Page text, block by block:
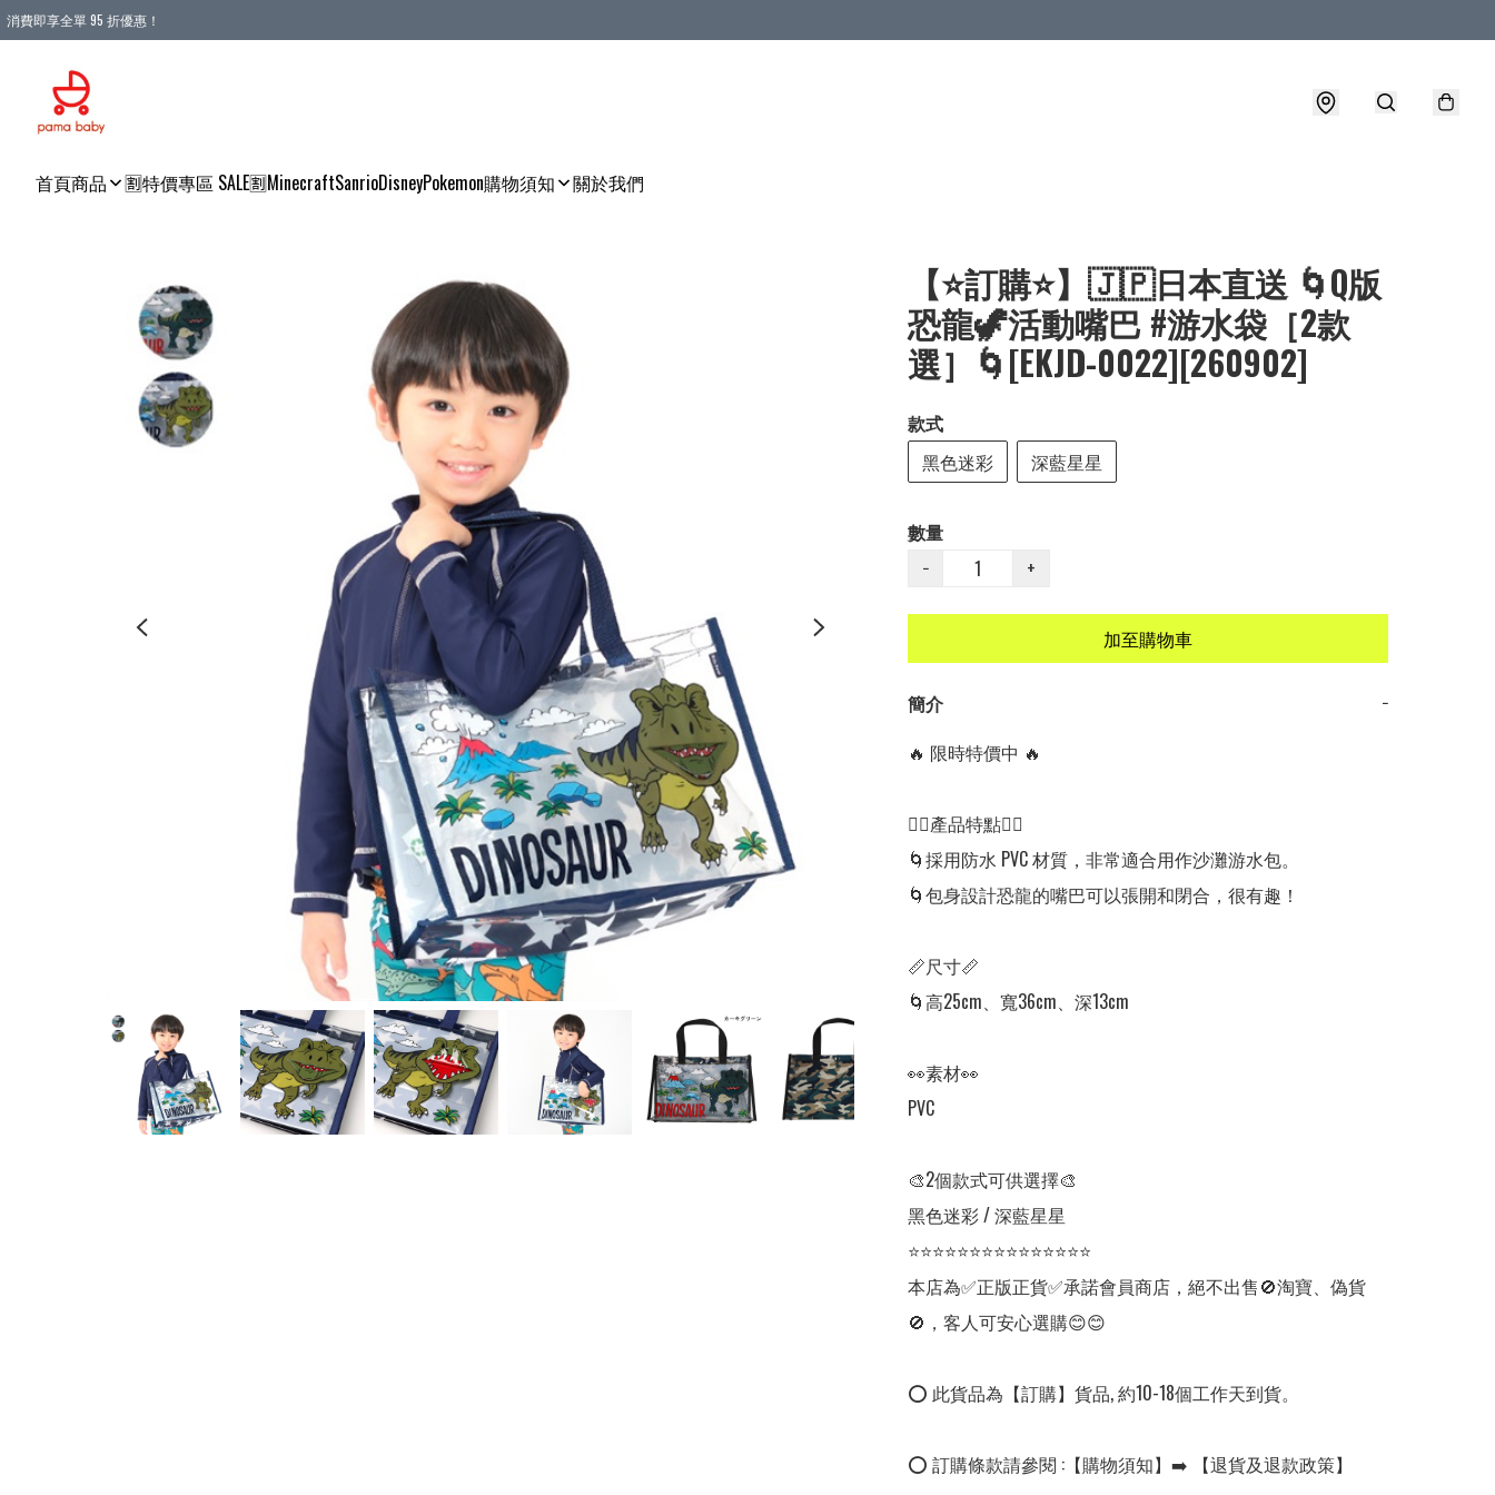
消費即享全單 95 折優惠！
首頁商品 🈹特價專區 SALE🈹MinecraftSanrioDisneyPokemon購物須知 關於我們
【⭐訂購⭐】🇯🇵日本直送 🌀Q版
恐龍🦖活動嘴巴 #游水袋［2款
選］🌀[EKJD-0022][260902]
款式
黑色迷彩
深藍星星
數量
−
+
加至購物車
簡介
−
🔥 限時特價中 🔥
👍🏻產品特點👍🏻
🌀採用防水 PVC 材質，非常適合用作沙灘游水包。
🌀包身設計恐龍的嘴巴可以張開和閉合，很有趣！
📏尺寸📏
🌀高25cm、寬36cm、深13cm
👀素材👀
PVC
🎨2個款式可供選擇🎨
黑色迷彩 / 深藍星星
⭐⭐⭐⭐⭐⭐⭐⭐⭐⭐⭐⭐⭐⭐⭐
本店為✅正版正貨✅承諾會員商店，絕不出售🚫淘寶、偽貨
🚫，客人可安心選購😊😊
⭕ 此貨品為【訂購】貨品, 約10-18個工作天到貨。
⭕ 訂購條款請參閱 :【購物須知】➡️ 【退貨及退款政策】